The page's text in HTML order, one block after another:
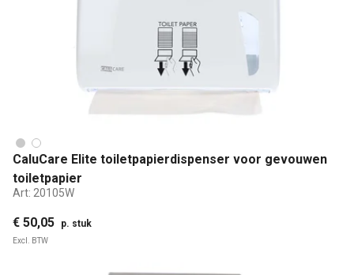
CaluCare Elite toiletpapierdispenser voor gevouwen
toiletpapier
Art: 20105W
€ 50,05 p. stuk
Excl. BTW